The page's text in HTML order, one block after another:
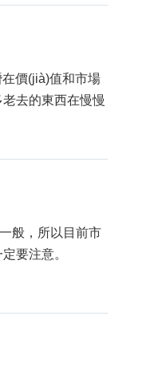
在價(jià)值和市場
老去的東西在慢慢
般，所以目前市
要注意。